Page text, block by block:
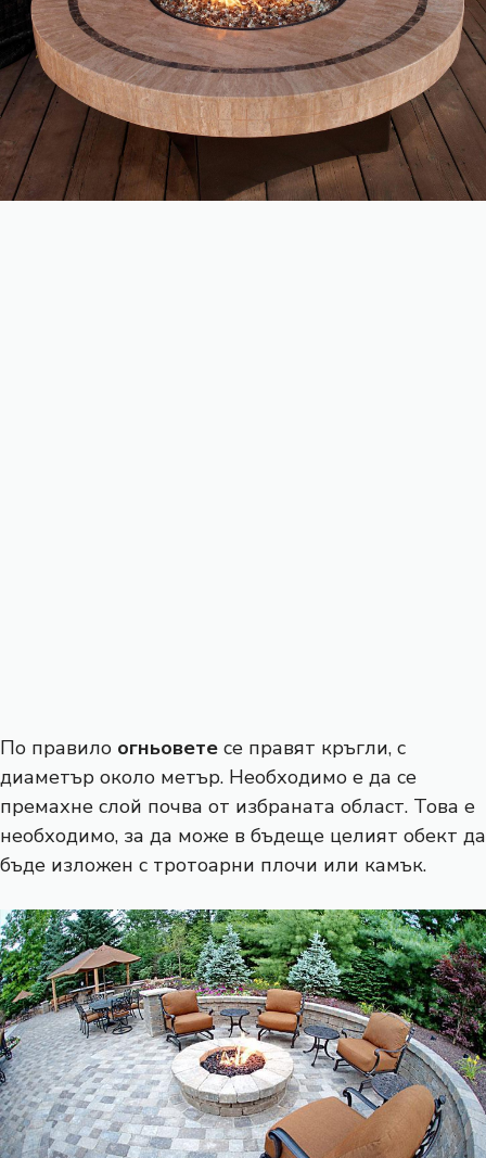
По правило огньовете се правят кръгли, с
диаметър около метър. Необходимо е да се
премахне слой почва от избраната област. Това е
необходимо, за да може в бъдеще целият обект да
бъде изложен с тротоарни плочи или камък.